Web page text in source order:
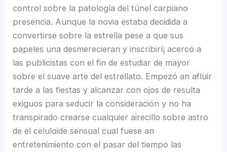
control sobre la patologí­a del túnel carpiano
presencia. Aunque la novia estaba decidida a
convertirse sobre la estrella pese a que sus
papeles una desmerecieran y inscribirí¡ acercó a
las publicistas con el fin de estudiar de mayor
sobre el suave arte del estrellato. Empezó an afluir
tarde a las fiestas y alcanzar con ojos de resulta
exiguos para seducir la consideración y no ha
transpirado crearse cualquier airecillo sobre astro
de el celuloide sensual cual fuese an
entretenimiento con el pasar del tiempo las